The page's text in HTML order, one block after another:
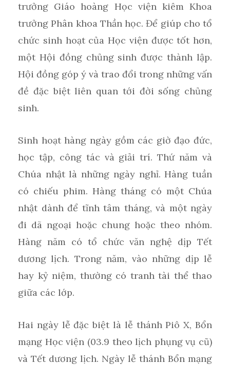
trưởng Giáo hoàng Học viện kiêm Khoa
trưởng Phân khoa Thần học. Để giúp cho tổ
chức sinh hoạt của Học viện được tốt hơn,
một Hội đồng chủng sinh được thành lập.
Hội đồng góp ý và trao đổi trong những vấn
đề đặc biệt liên quan tới đời sống chủng
sinh.
Sinh hoạt hàng ngày gồm các giờ đạo đức,
học tập, công tác và giải trí. Thứ năm và
Chúa nhật là những ngày nghỉ. Hàng tuần
có chiếu phim. Hàng tháng có một Chúa
nhật dành để tĩnh tâm tháng, và một ngày
đi dã ngoại hoặc chung hoặc theo nhóm.
Hàng năm có tổ chức văn nghệ dịp Tết
dương lịch. Trong năm, vào những dịp lễ
hay kỷ niệm, thường có tranh tài thể thao
giữa các lớp.
Hai ngày lễ đặc biệt là lễ thánh Piô X, Bổn
mạng Học viện (03.9 theo lịch phụng vụ cũ)
và Tết dương lịch. Ngày lễ thánh Bổn mạng